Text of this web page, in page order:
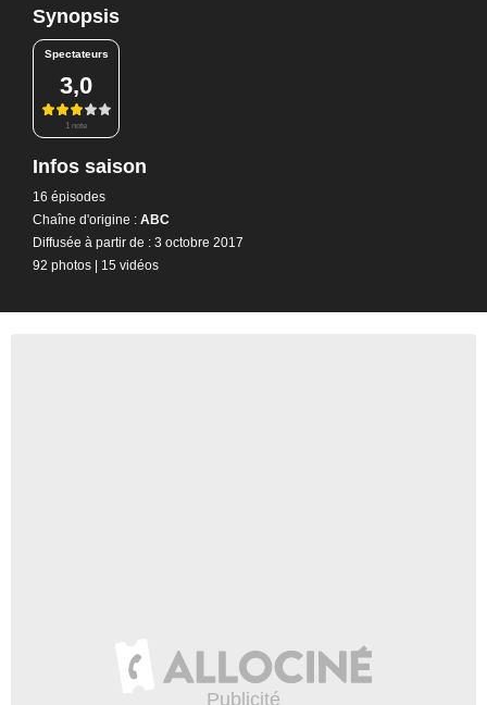
Synopsis
Spectateurs
3,0
1 note
Infos saison
16 épisodes
Chaîne d'origine : ABC
Diffusée à partir de : 3 octobre 2017
92 photos | 15 vidéos